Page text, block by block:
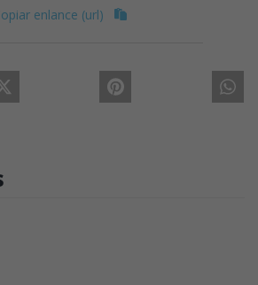
enlance (url)